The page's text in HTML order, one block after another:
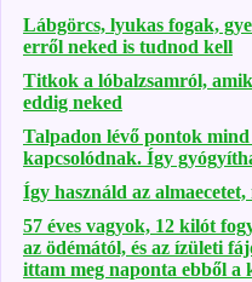
Lábgörcs, lyukas fogak,
erről neked is tudnod kell
Titkok a lóbalzsamról,
eddig neked
Talpadon lévő pontok mind
kapcsolódnak. Így
Így használd az
57 éves vagyok, 12 kilót
az ödémától, és az ízületi
ittam meg naponta ebből a